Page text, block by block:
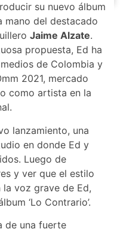
su nuevo álbum
mano del destacado
Jaime Alzate.
propuesta, Ed ha
de Colombia y
2021, mercado
como artista en la
lanzamiento, una
en donde Ed y
Luego de
y ver que el estilo
voz grave de Ed,
‘Lo Contrario’.
de una fuerte